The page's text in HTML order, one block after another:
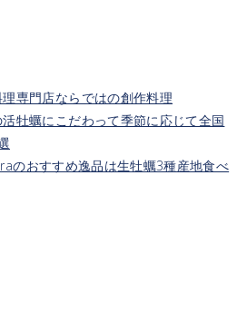
専門店ならではの創作料理
牡蠣にこだわって季節に応じて全国
のおすすめ逸品は生牡蠣3種産地食べ